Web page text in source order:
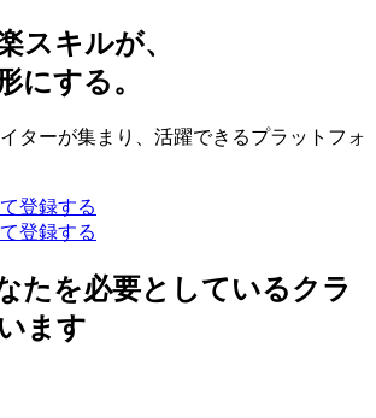
スキルが、
にする。
ターが集まり、活躍できるプラットフォ
登録する
登録する
たを必要としているクラ
ます